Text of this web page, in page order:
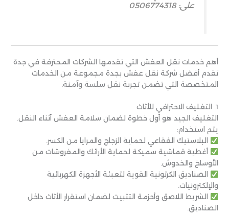
على: 0506774318
أهم خدمات نقل العفش التي تقدمها الشركات المحترفة في جدة
تقدم أفضل شركة نقل عفش بجدة مجموعة من الخدمات
المتخصصة التي تضمن تجربة نقل سلسة وآمنة.
1. التغليف الاحترافي للأثاث
التغليف الجيد هو أول خطوة لضمان سلامة العفش أثناء النقل.
يتم استخدام:
البلاستيك الفقاعي لحماية الزجاج والمرايا من الكسر.
أغطية قماشية سميكة لحماية الأرائك والمفروشات من
الأوساخ والخدوش.
الصناديق الكرتونية القوية لتعبئة الأجهزة الكهربائية
والإلكترونيات.
الشريط اللاصق وأحزمة التثبيت لضمان استقرار الأثاث داخل
الصناديق.